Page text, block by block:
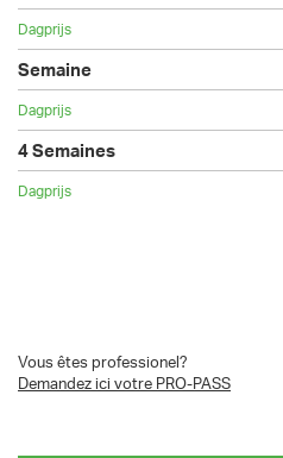
Vous êtes professionel?
Demandez ici votre PRO-PASS